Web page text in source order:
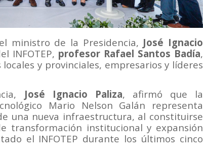
ministro de la Presidencia, José Ignacio
INFOTEP, profesor Rafael Santos Badía,
y provinciales, empresarios y líderes
José Ignacio Paliza, afirmó que la
Mario Nelson Galán representa
una nueva infraestructura, al constituirse
transformación institucional y expansión
el INFOTEP durante los últimos cinco